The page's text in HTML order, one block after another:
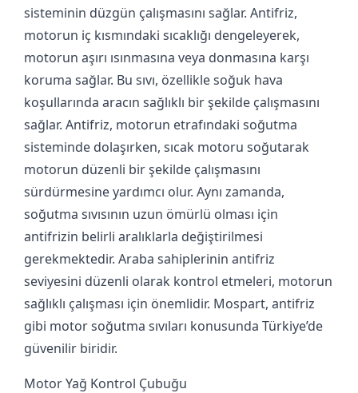
sisteminin düzgün çalışmasını sağlar. Antifriz,
motorun iç kısmındaki sıcaklığı dengeleyerek,
motorun aşırı ısınmasına veya donmasına karşı
koruma sağlar. Bu sıvı, özellikle soğuk hava
koşullarında aracın sağlıklı bir şekilde çalışmasını
sağlar. Antifriz, motorun etrafındaki soğutma
sisteminde dolaşırken, sıcak motoru soğutarak
motorun düzenli bir şekilde çalışmasını
sürdürmesine yardımcı olur. Aynı zamanda,
soğutma sıvısının uzun ömürlü olması için
antifrizin belirli aralıklarla değiştirilmesi
gerekmektedir. Araba sahiplerinin antifriz
seviyesini düzenli olarak kontrol etmeleri, motorun
sağlıklı çalışması için önemlidir. Mospart, antifriz
gibi motor soğutma sıvıları konusunda Türkiye’de
güvenilir biridir.
Motor Yağ Kontrol Çubuğu